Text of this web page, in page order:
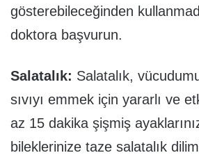
gösterebileceğinden
doktora başvurun.
Salatalık: Salatalık,
sıvıyı emmek için yararlı ve
az 15 dakika şişmiş
bileklerinize taze salatalık